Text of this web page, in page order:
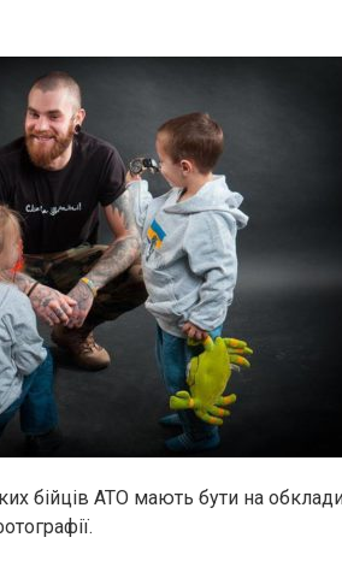
бійців АТО мають бути на